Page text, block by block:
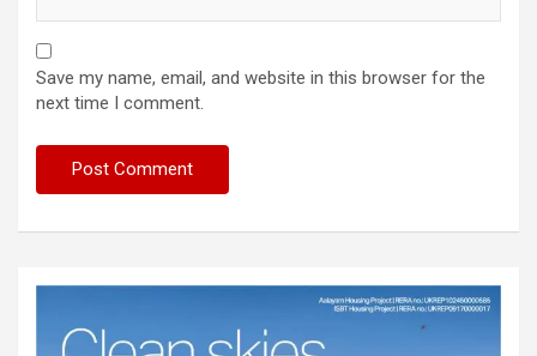
Save my name, email, and website in this browser for the
next time I comment.